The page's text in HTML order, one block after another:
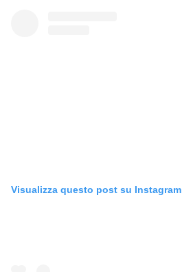
Visualizza questo post su Instagram